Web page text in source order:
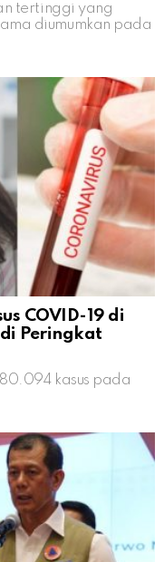
tertinggi yang
diumumkan pada
COVID-19 di
Peringkat
kasus pada